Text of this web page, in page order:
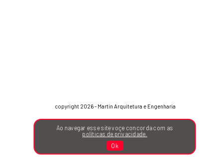
Ao navegar esse site voçe concorda com as
políticas de privacidade.
Ok
copyright 2026 - Martin Arquitetura e Engenharia